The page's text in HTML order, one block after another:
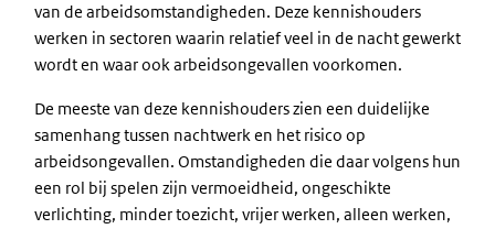
van de arbeidsomstandigheden. Deze kennishouders
werken in sectoren waarin relatief veel in de nacht gewerkt
wordt en waar ook arbeidsongevallen voorkomen.
De meeste van deze kennishouders zien een duidelijke
samenhang tussen nachtwerk en het risico op
arbeidsongevallen. Omstandigheden die daar volgens hun
een rol bij spelen zijn vermoeidheid, ongeschikte
verlichting, minder toezicht, vrijer werken, alleen werken,